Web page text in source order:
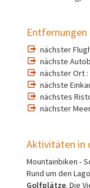
Entfernungen
nächster
nächste
nächster Ort :
nächste
nächstes
nächster
Aktivitäten in
Mountainbiken -
Rund um den
Golfplätze. Die